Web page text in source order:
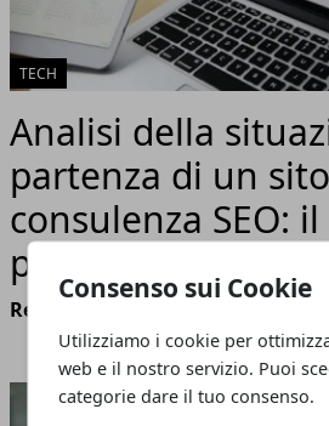
Consenso sui Cookie
Utilizziamo i cookie per
web e il nostro servizio. Puoi
categorie dare il tuo consenso.
TECH
Analisi della
partenza di un
consulenza SEO:
passo per il
Redazione